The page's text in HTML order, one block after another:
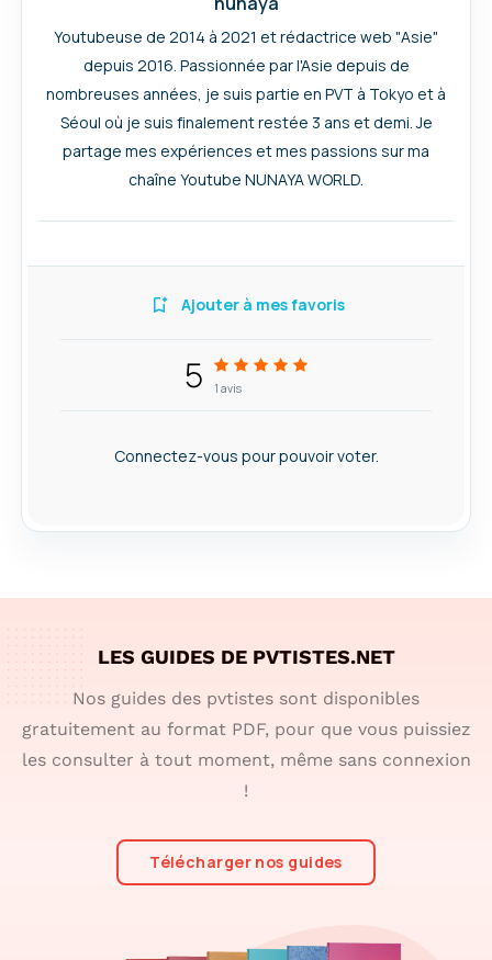
Youtubeuse de 2014 à 2021 et rédactrice web "Asie"
depuis 2016. Passionnée par l'Asie depuis de
nombreuses années, je suis partie en PVT à Tokyo et à
Séoul où je suis finalement restée 3 ans et demi. Je
partage mes expériences et mes passions sur ma
chaîne Youtube NUNAYA WORLD.
Ajouter à mes favoris
5 1 avis
Connectez-vous pour pouvoir voter.
LES GUIDES DE PVTISTES.NET
Nos guides des pvtistes sont disponibles
gratuitement au format PDF, pour que vous puissiez
les consulter à tout moment, même sans connexion
!
Télécharger nos guides